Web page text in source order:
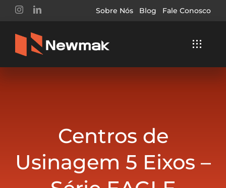
conteúdo
Sobre Nós Blog Fale Conosco
Toggle
Segmentos
Serviços
Centros de
Usinagem 5 Eixos –